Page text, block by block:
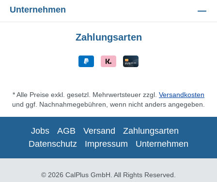
Unternehmen
Zahlungsarten
* Alle Preise exkl. gesetzl. Mehrwertsteuer zzgl. Versandkosten
und ggf. Nachnahmegebühren, wenn nicht anders angegeben.
Jobs AGB Versand
Zahlungsarten
Datenschutz
Impressum Unternehmen
© 2026 CalPlus GmbH. All Rights Reserved.